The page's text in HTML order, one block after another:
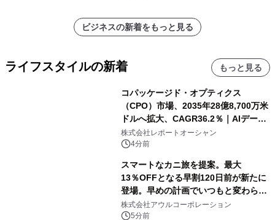
ビジネスの新着をもっと見る
ライフスタイルの新着 もっと見る
コパッケージド・オプティクス
（CPO）市場、2035年28億8,700万米
ドルへ拡大、CAGR36.2％｜AIデータ
センター・高速光通信需要が成長を加
速
株式会社レポートオーシャン
4分前
スマートなカニ旅を提案。最大
13％OFFとなる早割120日前が新たに
登場。早めの計画でいつもと変わらぬ
大人の冬旅を。ー夕日ヶ浦温泉「佳松
苑 別邸ふうか」ー
株式会社アウルコーポレーション
5分前